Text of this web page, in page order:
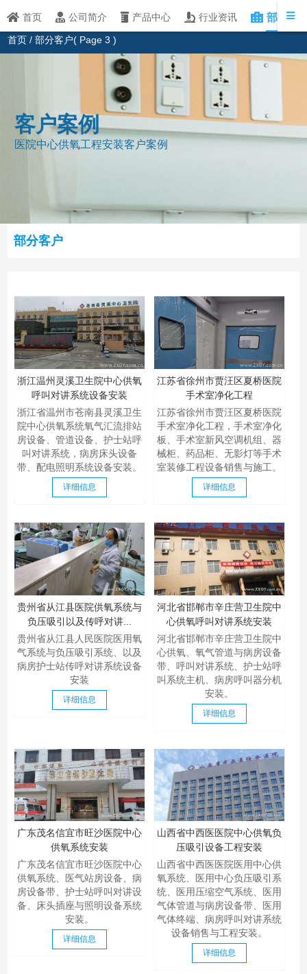
首页 公司简介 产品中心 行业资讯 部分客
首页 /部分客户( Page 3 )
客户案例
医院中心供氧工程安装客户案例
部分客户
浙江温州灵溪卫生院中心供氧
呼叫对讲系统设备安装
浙江省温州市苍南县灵溪卫生
院中心供氧系统氧气汇流排站
房设备、管道设备、护士站呼
叫对讲系统，病房床头设备
带、配电照明系统设备安装。
详细信息
江苏省徐州市贾汪区夏桥医院
手术室净化工程
江苏省徐州市贾汪区夏桥医院
手术室净化工程，手术室净化
板、手术室新风空调机组、器
械柜、药品柜、无影灯等手术
室装修工程设备销售与施工。
详细信息
贵州省从江县医院供氧系统与
负压吸引以及传呼对讲...
贵州省从江县人民医院医用氧
气系统与负压吸引系统、以及
病房护士站传呼对讲系统设备
安装
详细信息
河北省邯郸市辛庄营卫生院中
心供氧呼叫对讲系统安装
河北省邯郸市辛庄营卫生院中
心供氧、氧气管道与病房设备
带、呼叫对讲系统、护士站呼
叫系统主机、病房呼叫器分机
安装。
详细信息
广东茂名信宜市旺沙医院中心
供氧系统安装
广东茂名信宜市旺沙医院中心
供氧系统、医气站房设备、病
房设备带、护士站呼叫对讲设
备、床头插座与照明设备系统
安装。
详细信息
山西省中西医医院中心供氧负
压吸引设备工程安装
山西省中西医医院医用中心供
氧系统、医用中心负压吸引系
统、医用压缩空气系统、医用
气体管道与病房设备带、医用
气体终端、病房呼叫对讲系统
设备销售与工程安装。
详细信息